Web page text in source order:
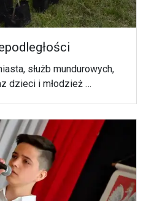
służb mundurowych,
dzieci i młodzież